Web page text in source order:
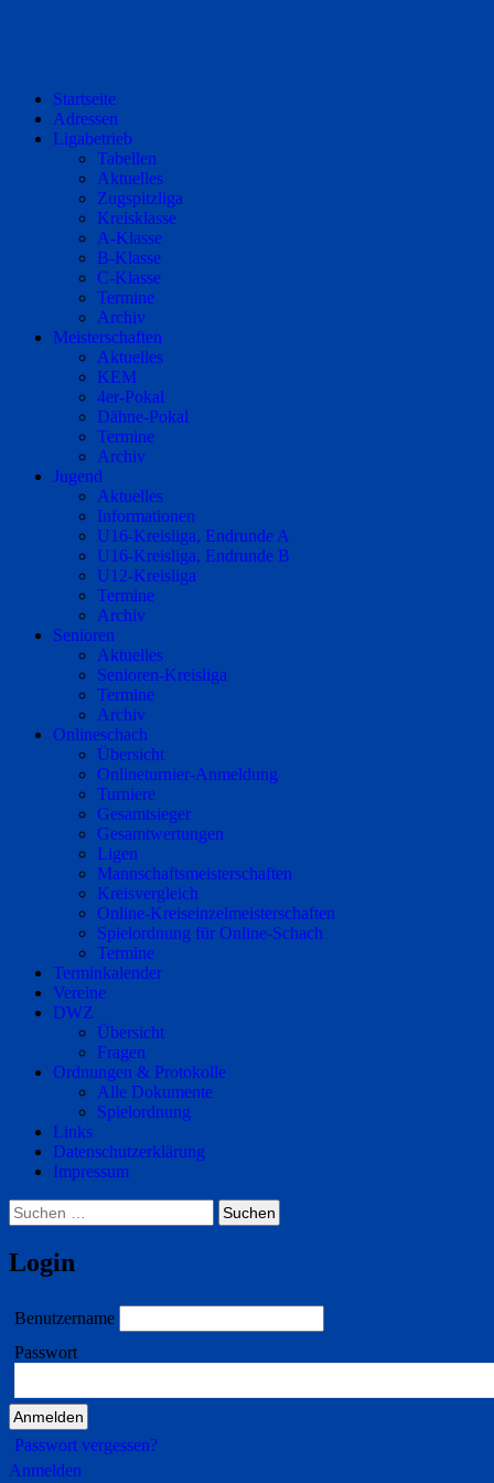
Startseite
Adressen
Ligabetrieb
Tabellen
Aktuelles
Zugspitzliga
Kreisklasse
A-Klasse
B-Klasse
C-Klasse
Termine
Archiv
Meisterschaften
Aktuelles
KEM
4er-Pokal
Dähne-Pokal
Termine
Archiv
Jugend
Aktuelles
Informationen
U16-Kreisliga, Endrunde A
U16-Kreisliga, Endrunde B
U12-Kreisliga
Termine
Archiv
Senioren
Aktuelles
Senioren-Kreisliga
Termine
Archiv
Onlineschach
Übersicht
Onlineturnier-Anmeldung
Turniere
Gesamtsieger
Gesamtwertungen
Ligen
Mannschaftsmeisterschaften
Kreisvergleich
Online-Kreiseinzelmeisterschaften
Spielordnung für Online-Schach
Termine
Terminkalender
Vereine
DWZ
Übersicht
Fragen
Ordnungen & Protokolle
Alle Dokumente
Spielordnung
Links
Datenschutzerklärung
Impressum
Suchen
nach:
Login
Benutzername
Passwort
Passwort vergessen?
Anmelden